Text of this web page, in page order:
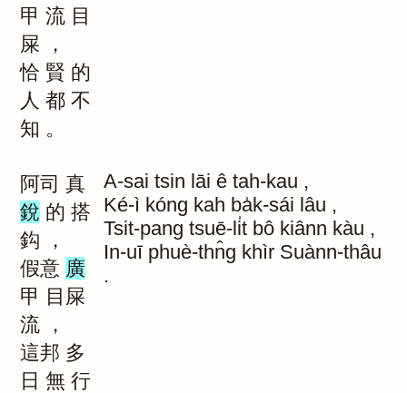
甲 流 目
屎
，
恰 賢 的
人 都 不
知 。
阿司 真
銳 的 搭
鈎
，
假意 廣
甲 目屎
流
，
這邦 多
日 無 行
A-sai tsin lāi ê tah-kau ,
Ké-ì kóng kah ba̍k-sái lâu ,
Tsit-pang tsuē-li̍t bô kiânn kàu ,
In-uī phuè-thn̂g khìr Suànn-thâu
.